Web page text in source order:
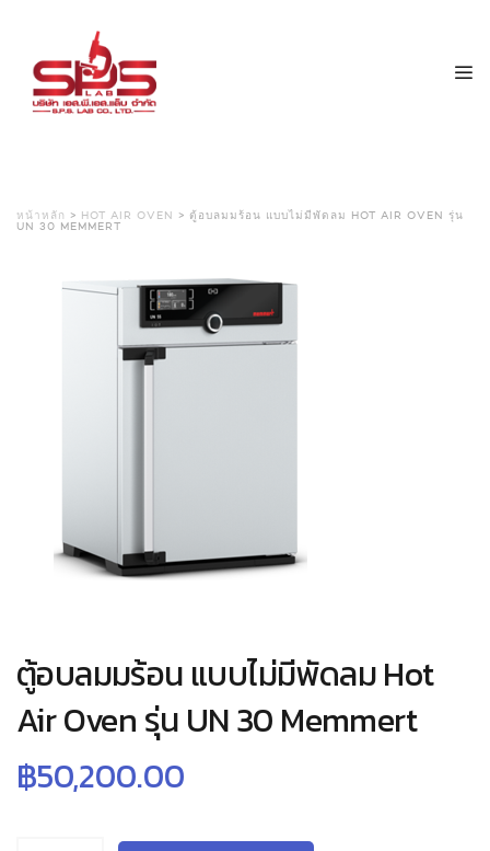
หน้าหลัก > HOT AIR OVEN
> ตู้อบลมมร้อน แบบไม่มีพัดลม HOT AIR OVEN รุ่น
UN 30 MEMMERT
ตู้อบลมมร้อน แบบไม่มีพัดลม Hot
Air Oven รุ่น UN 30 Memmert
฿50,200.00